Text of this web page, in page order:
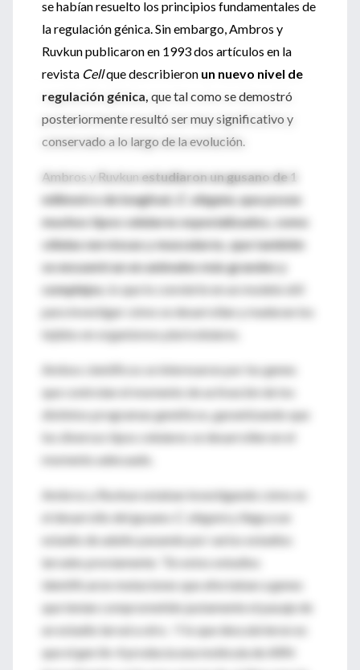
se habían resuelto los principios fundamentales de
la regulación génica. Sin embargo, Ambros y
Ruvkun publicaron en 1993 dos artículos en la
revista Cellque describieron un nuevo nivel de
regulación génica, que tal como se demostró
posteriormente resultó ser muy significativo y
conservado a lo largo de la evolución.
Ambros y Ruvkunestudiaron un gusano de 1
milímetro de longitud,
C. elegans, que posee
muchos tipos celulares especializados, como
células nerviosas y musculares, que también
se encuentran en animales más grandes y
complejos , lo que lo convierte en un modelo útil
para investigar cómo se desarrollan y maduran los
tejidos en organismos pluricelulares.
Ambos científicos se interesaron por los genes
que controlan el momento de activación de los
distintos programas genéticos, garantizando que
los diversos tipos celulares se desarrollen en el
momento adecuado.
Ambros y Ruvkun estaban investigando cómo es
el desarrollo del gusano
C. elegans
y llega a un
estadio de adulto pasando por varios estadios
larvales previamente. “En estos estudios
identificaron mutaciones que afectaban a genes
que tenían comprometido justamente el pasaje de
un estadio larval a otro. Y lo que descubrieron es
que el gen lin-4 producía una molécula de ARN